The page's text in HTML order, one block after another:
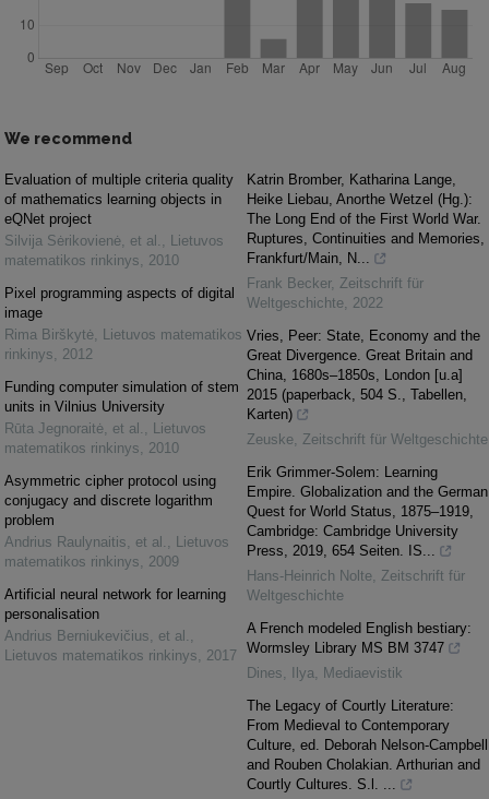
We recommend
Evaluation of multiple criteria quality
of mathematics learning objects in
eQNet project
Silvija Sėrikovienė, et al.
Lietuvos
matematikos rinkinys
2010
Pixel programming aspects of digital
image
Rima Birškytė Lietuvos matematikos
rinkinys
2012
Funding computer simulation of stem
units in Vilnius University
Rūta Jegnoraitė, et al.
Lietuvos
matematikos rinkinys
2010
Asymmetric cipher protocol using
conjugacy and discrete logarithm
problem
Andrius Raulynaitis, et al.
Lietuvos
matematikos rinkinys
2009
Artificial neural network for learning
personalisation
Andrius Berniukevičius, et al.
Lietuvos matematikos rinkinys
2017
Katrin Bromber, Katharina Lange,
Heike Liebau, Anorthe Wetzel (Hg.):
The Long End of the First World War.
Ruptures, Continuities and Memories,
Frankfurt/Main, N...
Frank Becker, Zeitschrift für
Weltgeschichte 2022
Vries, Peer: State, Economy and the
Great Divergence. Great Britain and
China, 1680s–1850s, London [u.a]
2015 (paperback, 504 S., Tabellen,
Karten)
Zeuske Zeitschrift für Weltgeschichte
Erik Grimmer-Solem: Learning
Empire. Globalization and the German
Quest for World Status, 1875–1919,
Cambridge: Cambridge University
Press, 2019, 654 Seiten. IS...
Hans-Heinrich Nolte Zeitschrift für
Weltgeschichte
A French modeled English bestiary:
Wormsley Library MS BM 3747
Dines, Ilya
Mediaevistik
The Legacy of Courtly Literature:
From Medieval to Contemporary
Culture, ed. Deborah Nelson-Campbell
and Rouben Cholakian. Arthurian and
Courtly Cultures. S.l. ...